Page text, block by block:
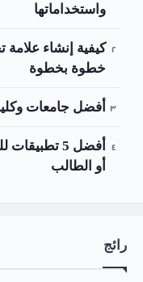
واستخداماتها
كيفية إنشاء
خطوة بخطوة
أفضل جامعات
أفضل 5
أو الطالب
رائج